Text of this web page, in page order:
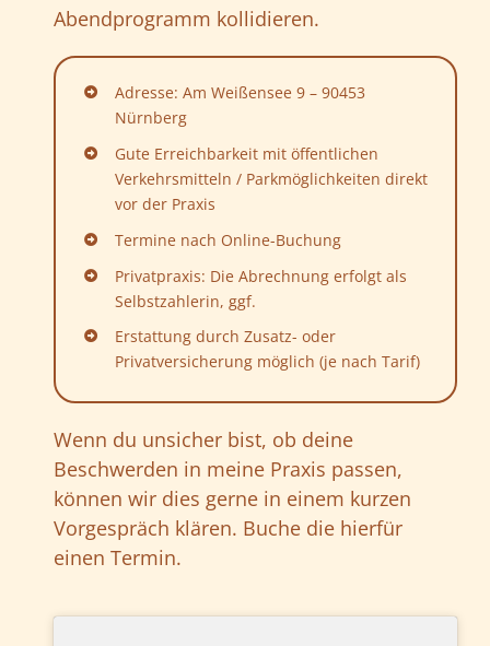
Abendprogramm kollidieren.
Adresse: Am Weißensee 9 – 90453
Nürnberg
Gute Erreichbarkeit mit öffentlichen
Verkehrsmitteln / Parkmöglichkeiten direkt
vor der Praxis
Termine nach Online-Buchung
Privatpraxis: Die Abrechnung erfolgt als
Selbstzahlerin, ggf.
Erstattung durch Zusatz- oder
Privatversicherung möglich (je nach Tarif)
Wenn du unsicher bist, ob deine
Beschwerden in meine Praxis passen,
können wir dies gerne in einem kurzen
Vorgespräch klären. Buche die hierfür
einen Termin.